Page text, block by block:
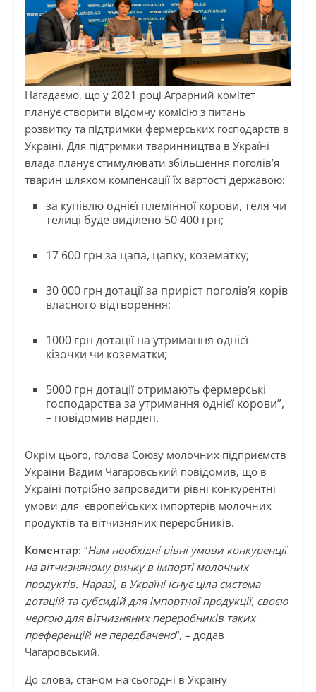
Нагадаємо, що у 2021 році Аграрний комітет
планує створити відомчу комісію з питань
розвитку та підтримки фермерських господарств в
Україні. Для підтримки тваринництва в Україні
влада планує стимулювати збільшення поголів’я
тварин шляхом компенсації їх вартості державою:
за купівлю однієї племінної корови, теля чи
телиці буде виділено 50 400 грн;
17 600 грн за цапа, цапку, козематку;
30 000 грн дотації за приріст поголів’я корів
власного відтворення;
1000 грн дотації на утримання однієї
кізочки чи козематки;
5000 грн дотації отримають фермерські
господарства за утримання однієї корови”,
– повідомив нардеп.
Окрім цього, голова Союзу молочних підприємств
України Вадим Чагаровський повідомив, що в
Україні потрібно запровадити рівні конкурентні
умови для європейських імпортерів молочних
продуктів та вітчизняних переробників.
Коментар: “Нам необхідні рівні умови конкуренції
на вітчизняному ринку в імпорті молочних
продуктів. Наразі, в Україні існує ціла система
дотацій та субсидій для імпортної продукції, своєю
чергою для вітчизняних переробників таких
преференцій не передбачено“, – додав
Чагаровський.
До слова, станом на сьогодні в Україну